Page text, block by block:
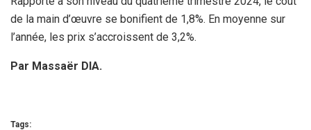
de la main d’œuvre se bonifient de 1,8%. En moyenne sur
l’année, les prix s’accroissent de 3,2%.
Par Massaër DIA.
Tags: